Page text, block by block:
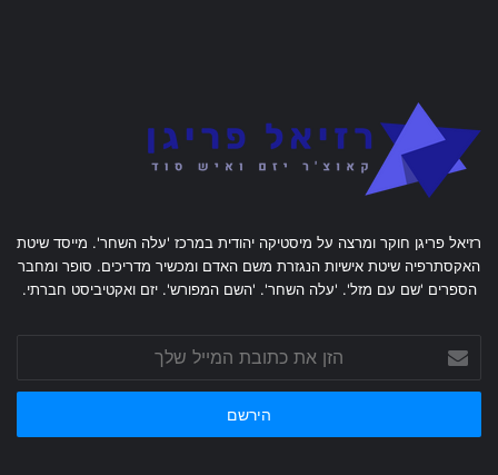
רזיאל פריגן חוקר ומרצה על מיסטיקה יהודית במרכז 'עלה השחר'. מייסד שיטת
האקסתרפיה שיטת אישיות הנגזרת משם האדם ומכשיר מדריכים. סופר ומחבר
הספרים 'שם עם מזל'. 'עלה השחר'. 'השם המפורש'. יזם ואקטיביסט חברתי.
את
כתובת
שלך